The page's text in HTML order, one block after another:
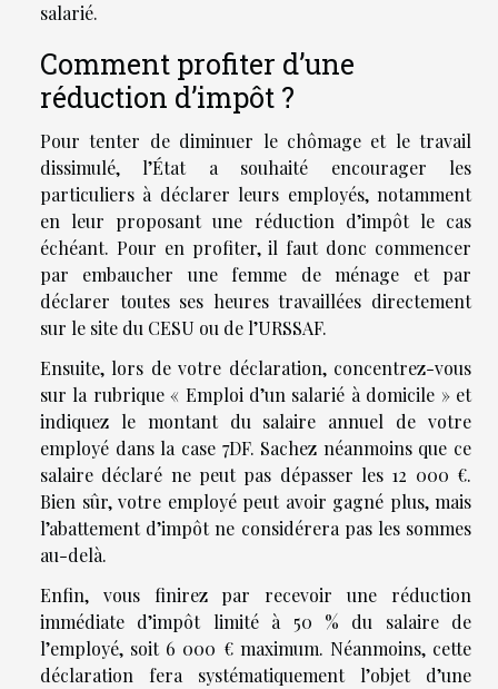
salarié.
Comment profiter d’une
réduction d’impôt ?
Pour tenter de diminuer le chômage et le travail
dissimulé, l’État a souhaité encourager les
particuliers à déclarer leurs employés, notamment
en leur proposant une réduction d’impôt le cas
échéant. Pour en profiter, il faut donc commencer
par embaucher une femme de ménage et par
déclarer toutes ses heures travaillées directement
sur le site du CESU ou de l’URSSAF.
Ensuite, lors de votre déclaration, concentrez-vous
sur la rubrique « Emploi d’un salarié à domicile » et
indiquez le montant du salaire annuel de votre
employé dans la case 7DF. Sachez néanmoins que ce
salaire déclaré ne peut pas dépasser les 12 000 €.
Bien sûr, votre employé peut avoir gagné plus, mais
l’abattement d’impôt ne considérera pas les sommes
au-delà.
Enfin, vous finirez par recevoir une réduction
immédiate d’impôt limité à 50 % du salaire de
l’employé, soit 6 000 € maximum. Néanmoins, cette
déclaration fera systématiquement l’objet d’une